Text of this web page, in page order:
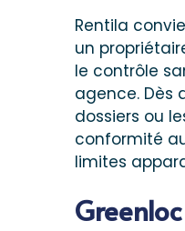
Rentila
un
le contrôle
agence. Dès
dossiers ou
conformité
limites